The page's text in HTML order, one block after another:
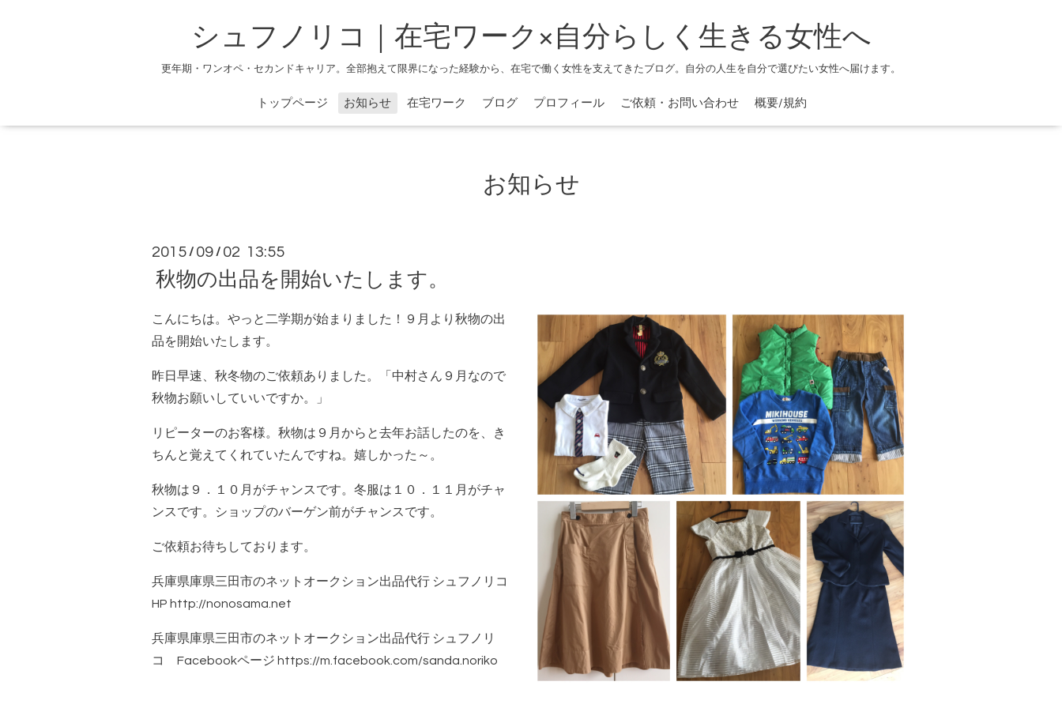
シュフノリコ｜在宅ワーク×自分らしく生きる女性へ
更年期・ワンオペ・セカンドキャリア。全部抱えて限界になった経験から、在宅で働く女性を支えてきたブログ。自分の人生を自分で選びたい女性へ届けます。
トップページ お知らせ 在宅ワーク ブログ プロフィール ご依頼・お問い合わせ 概要/規約
お知らせ
2015 / 09 / 02 13:55
秋物の出品を開始いたします。
こんにちは。やっと二学期が始まりました！９月より秋物の出
品を開始いたします。
昨日早速、秋冬物のご依頼ありました。「中村さん９月なので
秋物お願いしていいですか。」
リピーターのお客様。秋物は９月からと去年お話したのを、き
ちんと覚えてくれていたんですね。嬉しかった～。
秋物は９．１０月がチャンスです。冬服は１０．１１月がチャ
ンスです。ショップのバーゲン前がチャンスです。
ご依頼お待ちしております。
兵庫県庫県三田市のネットオークション出品代行 シュフノリコ
HP http://nonosama.net
兵庫県庫県三田市のネットオークション出品代行 シュフノリ
コ Facebookページ https://m.facebook.com/sanda.noriko